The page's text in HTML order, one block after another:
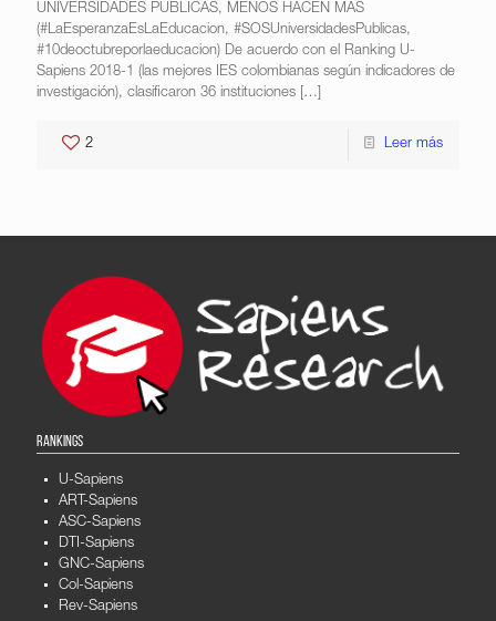
UNIVERSIDADES PÚBLICAS, MENOS HACEN MÁS
(#LaEsperanzaEsLaEducacion, #SOSUniversidadesPublicas,
#10deoctubreporlaeducacion) De acuerdo con el Ranking U-
Sapiens 2018-1 (las mejores IES colombianas según indicadores de
investigación), clasificaron 36 instituciones […]
2 Leer más
RANKINGS
U-Sapiens
ART-Sapiens
ASC-Sapiens
DTI-Sapiens
GNC-Sapiens
Col-Sapiens
Rev-Sapiens